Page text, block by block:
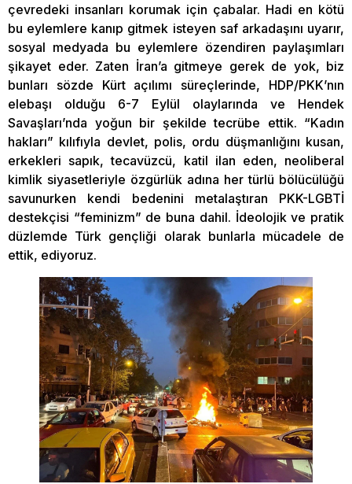
çevredeki insanları korumak için çabalar. Hadi en kötü
bu eylemlere kanıp gitmek isteyen saf arkadaşını uyarır,
sosyal medyada bu eylemlere özendiren paylaşımları
şikayet eder. Zaten İran’a gitmeye gerek de yok, biz
bunları sözde Kürt açılımı süreçlerinde, HDP/PKK’nın
elebaşı olduğu 6-7 Eylül olaylarında ve Hendek
Savaşları’nda yoğun bir şekilde tecrübe ettik. “Kadın
hakları” kılıfıyla devlet, polis, ordu düşmanlığını kusan,
erkekleri sapık, tecavüzcü, katil ilan eden, neoliberal
kimlik siyasetleriyle özgürlük adına her türlü bölücülüğü
savunurken kendi bedenini metalaştıran PKK-LGBTİ
destekçisi “feminizm” de buna dahil. İdeolojik ve pratik
düzlemde Türk gençliği olarak bunlarla mücadele de
ettik, ediyoruz.